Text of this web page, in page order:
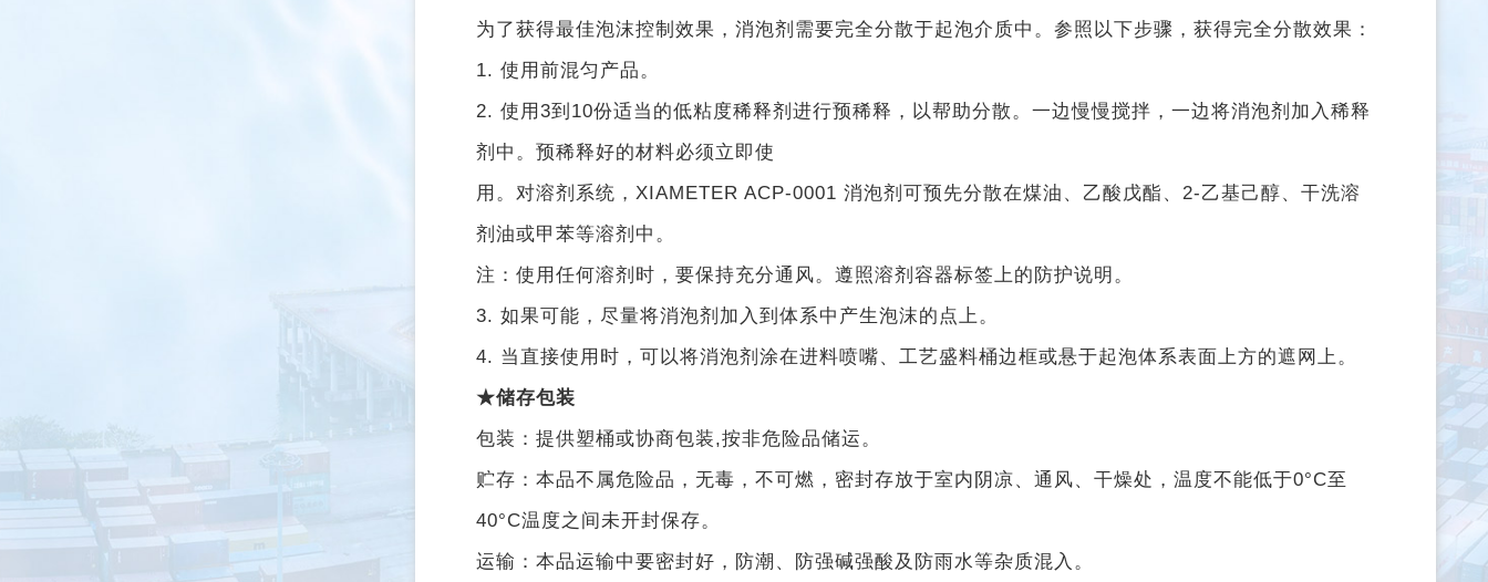
为了获得最佳泡沫控制效果，消泡剂需要完全分散于起泡介质中。参照以下步骤，获得完全分散效果：
1. 使用前混匀产品。
2. 使用3到10份适当的低粘度稀释剂进行预稀释，以帮助分散。一边慢慢搅拌，一边将消泡剂加入稀释
剂中。预稀释好的材料必须立即使
用。对溶剂系统，XIAMETER ACP-0001 消泡剂可预先分散在煤油、乙酸戊酯、2-乙基己醇、干洗溶
剂油或甲苯等溶剂中。
注：使用任何溶剂时，要保持充分通风。遵照溶剂容器标签上的防护说明。
3. 如果可能，尽量将消泡剂加入到体系中产生泡沫的点上。
4. 当直接使用时，可以将消泡剂涂在进料喷嘴、工艺盛料桶边框或悬于起泡体系表面上方的遮网上。
★储存包装
包装：提供塑桶或协商包装,按非危险品储运。
贮存：本品不属危险品，无毒，不可燃，密封存放于室内阴凉、通风、干燥处，温度不能低于0°C至
40°C温度之间未开封保存。
运输：本品运输中要密封好，防潮、防强碱强酸及防雨水等杂质混入。